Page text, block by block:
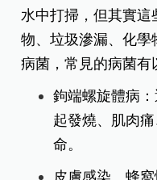
水中打掃，但其實
物、垃圾滲漏、化學
病菌，常見的病菌有
鉤端螺旋體病
起發燒、肌肉
命。
皮膚感染、蜂